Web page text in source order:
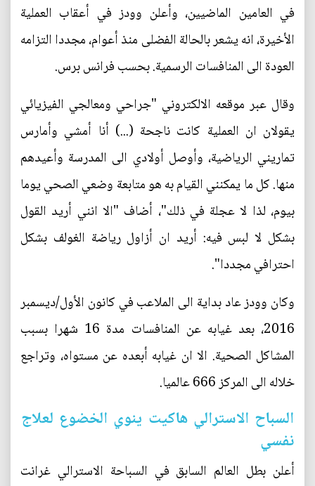
في العامين الماضيين، وأعلن وودز في أعقاب العملية
الأخيرة، انه يشعر بالحالة الفضلى منذ أعوام، مجددا التزامه
العودة الى المنافسات الرسمية. بحسب فرانس برس.
وقال عبر موقعه الالكتروني "جراحي ومعالجي الفيزيائي
يقولان ان العملية كانت ناجحة (...) أنا أمشي وأمارس
تماريني الرياضية، وأوصل أولادي الى المدرسة وأعيدهم
منها. كل ما يمكنني القيام به هو متابعة وضعي الصحي يوما
بيوم، لذا لا عجلة في ذلك"، أضاف "الا انني أريد القول
بشكل لا لبس فيه: أريد ان أزاول رياضة الغولف بشكل
احترافي مجددا".
وكان وودز عاد بداية الى الملاعب في كانون الأول/ديسمبر
2016، بعد غيابه عن المنافسات مدة 16 شهرا بسبب
المشاكل الصحية. الا ان غيابه أبعده عن مستواه، وتراجع
خلاله الى المركز 666 عالميا.
السباح الاسترالي هاكيت ينوي الخضوع لعلاج
نفسي
أعلن بطل العالم السابق في السباحة الاسترالي غرانت